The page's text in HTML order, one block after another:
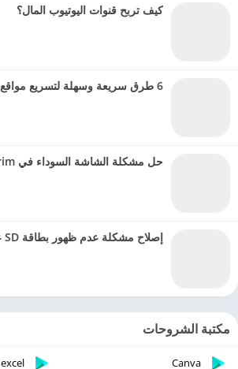
كيف تربح قنوات اليوتيوب المال؟
6 طرق سريعة وسهلة لتسريع مواقع Laravel
حل مشكلة الشاشة السوداء في Skyrim
إصلاح مشكلة عدم ظهور بطاقة SD على Windows 11
مكتبة الشروحات
Canva
excel